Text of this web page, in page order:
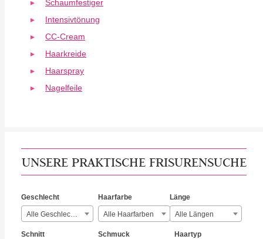
Schaumfestiger
Intensivtönung
CC-Cream
Haarkreide
Haarspray
Nagelfeile
UNSERE PRAKTISCHE FRISURENSUCHE
Geschlecht
Alle Geschlechter
Haarfarbe
Alle Haarfarben
Länge
Alle Längen
Schnitt Schmuck Haartyp